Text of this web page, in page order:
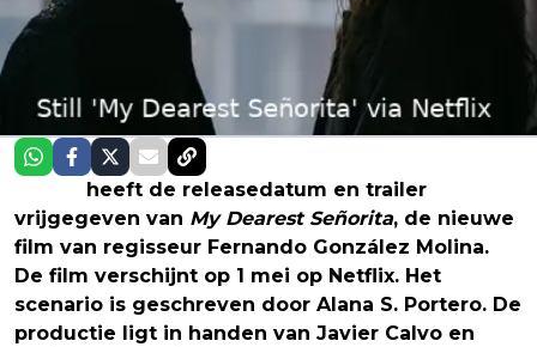
heeft de releasedatum en trailer
vrijgegeven van My Dearest Señorita, de nieuwe
film van regisseur Fernando González Molina.
De film verschijnt op 1 mei op Netflix. Het
scenario is geschreven door Alana S. Portero. De
productie ligt in handen van Javier Calvo en